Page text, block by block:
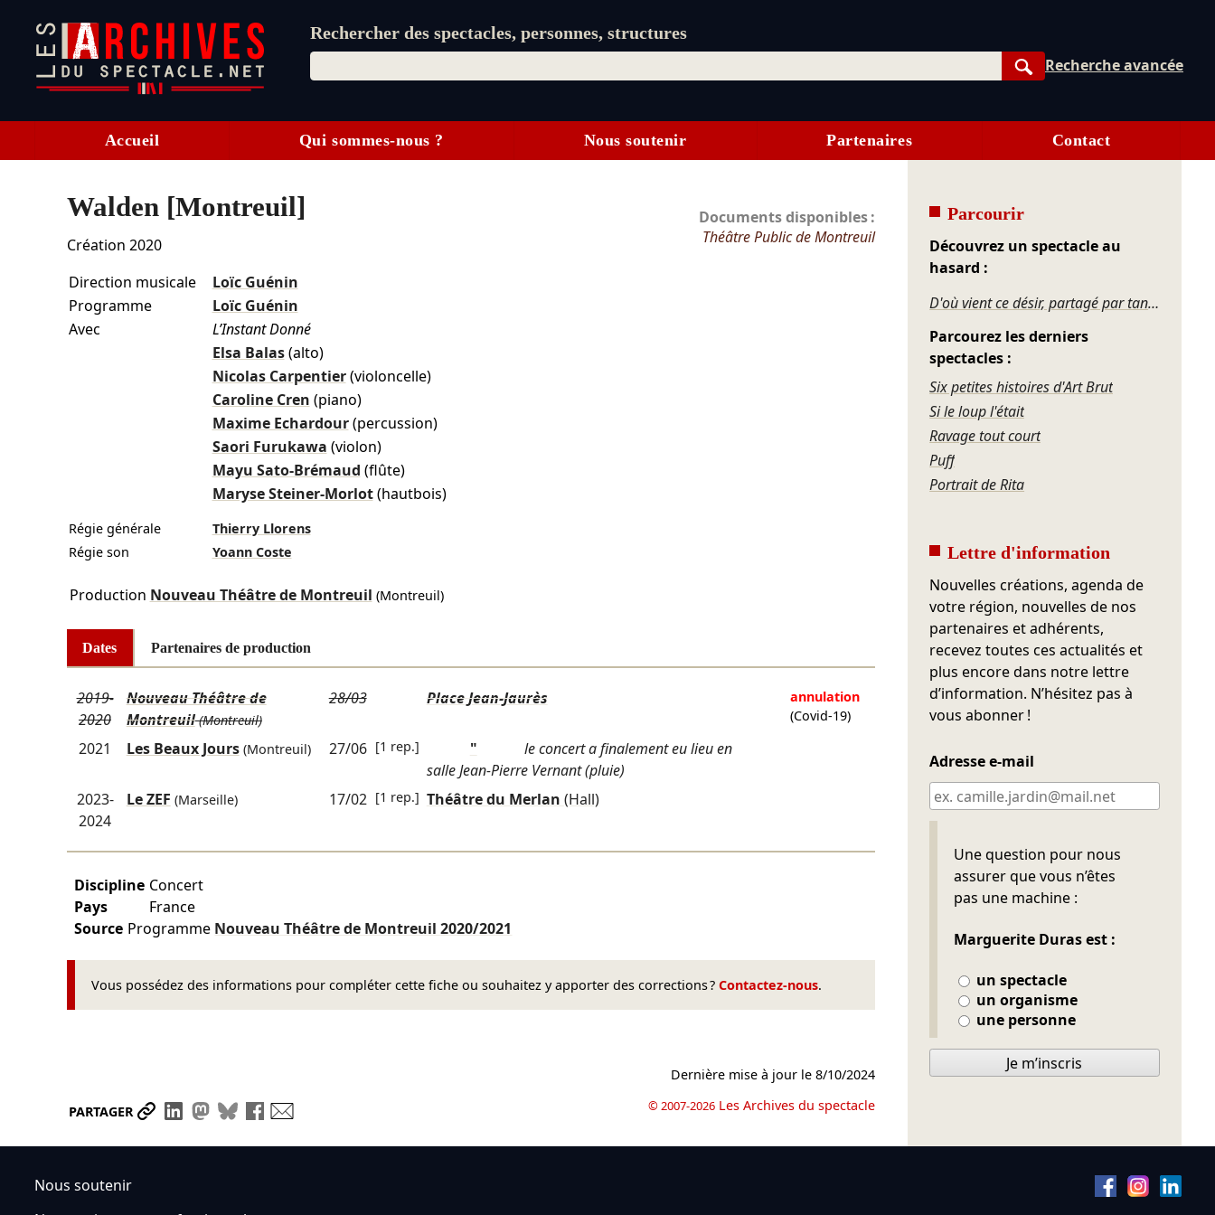
Rechercher des spectacles, personnes, structures
Rechercher
Recherche avancée
Accueil Qui sommes-nous ? Nous soutenir Partenaires Contact
Documents disponibles :
Théâtre Public de Montreuil
Walden [Montreuil]
Création 2020
Direction musicale
Loïc Guénin
Programme
Loïc Guénin
Avec
L’Instant Donné
Elsa Balas (alto)
Nicolas Carpentier (violoncelle)
Caroline Cren (piano)
Maxime Echardour (percussion)
Saori Furukawa (violon)
Mayu Sato-Brémaud (flûte)
Maryse Steiner-Morlot (hautbois)
Régie générale
Thierry Llorens
Régie son
Yoann Coste
Production Nouveau Théâtre de Montreuil (Montreuil)
Dates Partenaires de production
2019-
2020
Nouveau Théâtre de
Montreuil(Montreuil)
28/03 Place Jean-Jaurès
annulation
(Covid-19)
2021 Les Beaux Jours(Montreuil) 27/06 [1 rep.] "
le concert a finalement eu lieu en
salle Jean-Pierre Vernant (pluie)
2023-
2024
Le ZEF (Marseille) 17/02 [1 rep.] Théâtre du Merlan (Hall)
Discipline Concert
Pays
France
Source Programme Nouveau Théâtre de Montreuil2020/2021
Vous possédez des informations pour compléter cette fiche ou souhaitez y apporter des corrections ? Contactez-nous.
PARTAGER Partager le lien
Partager sur LinkedIn
Partager sur Mastodon
Partager sur Bluesky
Partager sur Facebook
Dernière mise à jour le8/10/2024
© 2007-2026 Les Archives du spectacle
Parcourir
Découvrez un spectacle au
hasard :
D'où vient ce désir, partagé par tant d'hommes, qui les pousse à aller voir ce qu'il y a au fond d'un trou ?
Parcourez les derniers
spectacles :
Six petites histoires d'Art Brut
Si le loup l'était
Ravage tout court
Puff
Portrait de Rita
Lettre d'information
Nouvelles créations, agenda de
votre région, nouvelles de nos
partenaires et adhérents,
recevez toutes ces actualités et
plus encore dans notre lettre
d’information. N’hésitez pas à
vous abonner !
Adresse e-mail
Une question pour nous
assurer que vous n’êtes
pas une machine :
Marguerite Duras est :
un spectacle
un organisme
une personne
Ne pas remplir
Je m’inscris
Nous soutenir